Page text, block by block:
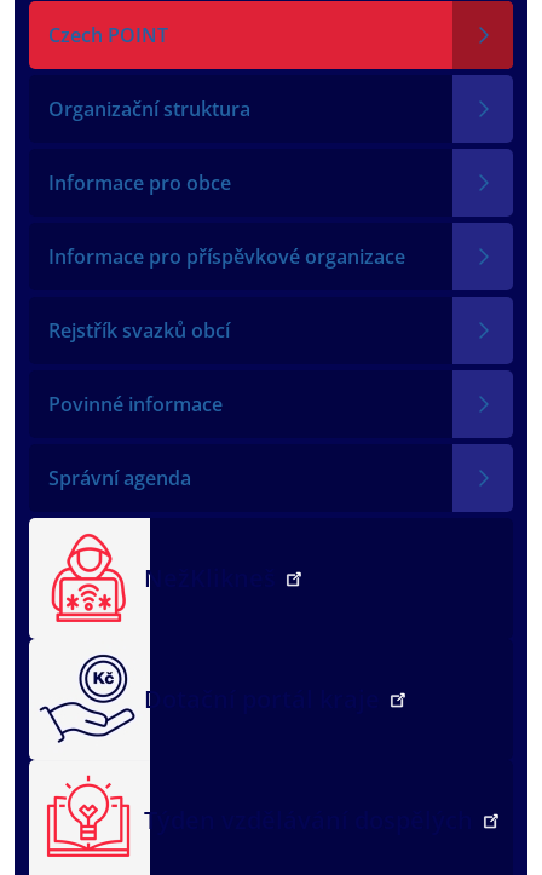
Czech POINT
Organizační struktura
Informace pro obce
Informace pro příspěvkové organizace
Rejstřík svazků obcí
Povinné informace
Správní agenda
NežKlikneš
Dotační portál kraje
Týden vzdělávání dospělých